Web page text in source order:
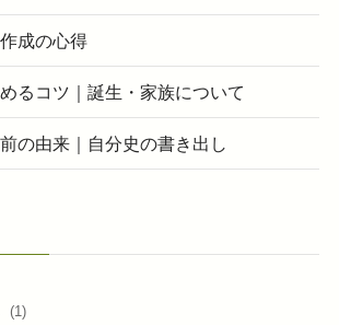
成の心得
るコツ｜誕生・家族について
の由来｜自分史の書き出し
(1)